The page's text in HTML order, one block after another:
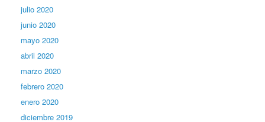
julio 2020
junio 2020
mayo 2020
abril 2020
marzo 2020
febrero 2020
enero 2020
diciembre 2019